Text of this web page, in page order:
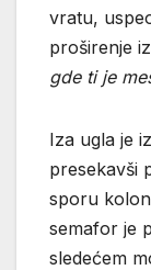
vratu,
proširenje
gde ti je
Iza ugla je
presekavši
sporu
semafor je
sledećem